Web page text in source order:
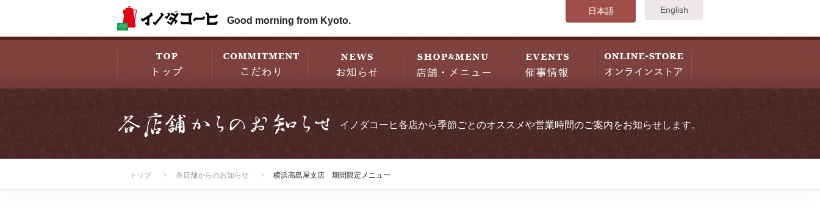
Good morning from Kyoto.
日本語 English
イノダコーヒ各店から季節ごとのオススメや営業時間のご案内をお知らせします。
トップ 各店舗からのお知らせ 横浜高島屋支店 期間限定メニュー